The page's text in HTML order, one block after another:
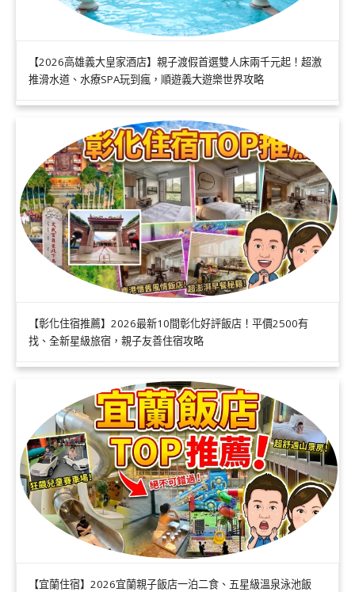
【2026高雄義大皇家酒店】親子渡假首選雙人床兩千元起！超激
推滑水道、水療SPA玩到瘋，順遊義大遊樂世界攻略
【彰化住宿推薦】2026最新10間彰化好評飯店！平價2500有
找、全新星級旅宿，親子友善住宿攻略
【宜蘭住宿】2026宜蘭親子飯店一泊二食、五星級溫泉泳池飯